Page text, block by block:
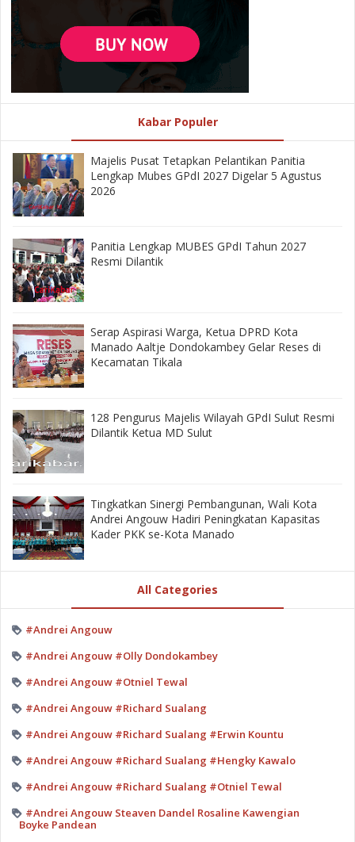
Kabar Populer
Majelis Pusat Tetapkan Pelantikan Panitia
Lengkap Mubes GPdI 2027 Digelar 5 Agustus
2026
Panitia Lengkap MUBES GPdI Tahun 2027
Resmi Dilantik
‎Serap Aspirasi Warga, Ketua DPRD Kota
Manado Aaltje Dondokambey Gelar Reses di
Kecamatan Tikala ‎
128 Pengurus Majelis Wilayah GPdI Sulut Resmi
Dilantik Ketua MD Sulut
‎Tingkatkan Sinergi Pembangunan, Wali Kota
Andrei Angouw Hadiri Peningkatan Kapasitas
Kader PKK se-Kota Manado
All Categories
#Andrei Angouw
#Andrei Angouw #Olly Dondokambey
#Andrei Angouw #Otniel Tewal
#Andrei Angouw #Richard Sualang
#Andrei Angouw #Richard Sualang #Erwin Kountu
#Andrei Angouw #Richard Sualang #Hengky Kawalo
#Andrei Angouw #Richard Sualang #Otniel Tewal
#Andrei Angouw Steaven Dandel Rosaline Kawengian
Boyke Pandean